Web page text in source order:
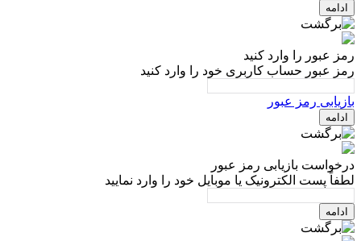
ادامه
عبور را وارد کنید
عبور حساب کاربری خود را وارد کنید
رمز عبور
ادامه
بازیابی رمز عبور
پست الکترونیک یا موبایل خود را وارد نمایید
ادامه